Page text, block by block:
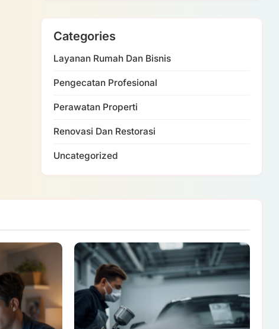
Categories
Layanan Rumah Dan Bisnis
Pengecatan Profesional
Perawatan Properti
Renovasi Dan Restorasi
Uncategorized